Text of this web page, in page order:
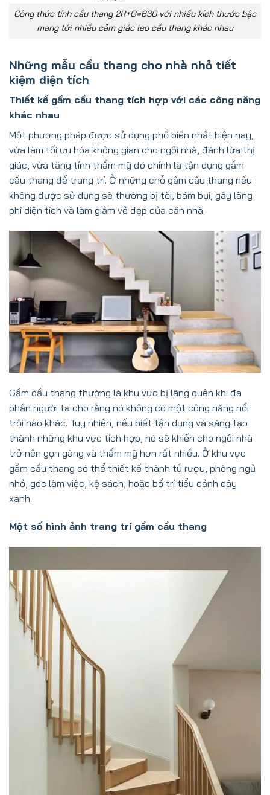
Công thức tính cầu thang 2R+G=630 với nhiều kích thước bậc
mang tới nhiều cảm giác leo cầu thang khác nhau
Những mẫu cầu thang cho nhà nhỏ tiết
kiệm diện tích
Thiết kế gầm cầu thang tích hợp với các công năng
khác nhau
Một phương pháp được sử dụng phổ biến nhất hiện nay,
vừa làm tối ưu hóa không gian cho ngôi nhà, đánh lừa thị
giác, vừa tăng tính thẩm mỹ đó chính là tận dụng gầm
cầu thang để trang trí. Ở những chỗ gầm cầu thang nếu
không được sử dụng sẽ thường bị tối, bám bụi, gây lãng
phí diện tích và làm giảm vẻ đẹp của căn nhà.
Gầm cầu thang thường là khu vực bị lãng quên khi đa
phần người ta cho rằng nó không có một công năng nổi
trội nào khác. Tuy nhiên, nếu biết tận dụng và sáng tạo
thành những khu vực tích hợp, nó sẽ khiến cho ngôi nhà
trở nên gọn gàng và thẩm mỹ hơn rất nhiều. Ở khu vực
gầm cầu thang có thể thiết kế thành tủ rượu, phòng ngủ
nhỏ, góc làm việc, kệ sách, hoặc bố trí tiểu cảnh cây
xanh.
Một số hình ảnh trang trí gầm cầu thang